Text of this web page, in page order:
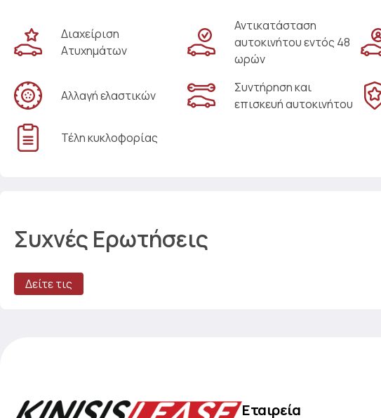
Διαχείριση
Ατυχημάτων
Αντικατάσταση
αυτοκινήτου εντός 48
ωρών
Αλλαγή ελαστικών
Συντήρηση και
επισκευή αυτοκινήτου
Τέλη κυκλοφορίας
Συχνές Ερωτήσεις
Δείτε τις
Εταιρεία